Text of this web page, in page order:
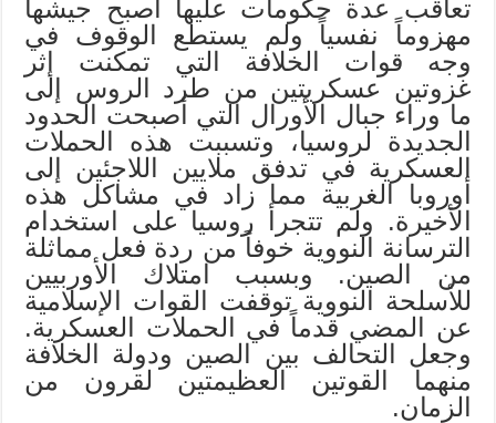
تعاقب عدة حكومات عليها أصبح جيشها
مهزوماً نفسياً ولم يستطع الوقوف في
وجه قوات الخلافة التي تمكنت إثر
غزوتين عسكريتين من طرد الروس إلى
ما وراء جبال الأورال التي أصبحت الحدود
الجديدة لروسيا، وتسببت هذه الحملات
العسكرية في تدفق ملايين اللاجئين إلى
أوروبا الغربية مما زاد في مشاكل هذه
الأخيرة. ولم تتجرأ روسيا على استخدام
الترسانة النووية خوفاً من ردة فعل مماثلة
من الصين. وبسبب امتلاك الأوربيين
للأسلحة النووية توقفت القوات الإسلامية
عن المضي قدماً في الحملات العسكرية.
وجعل التحالف بين الصين ودولة الخلافة
منهما القوتين العظيمتين لقرون من
الزمان.